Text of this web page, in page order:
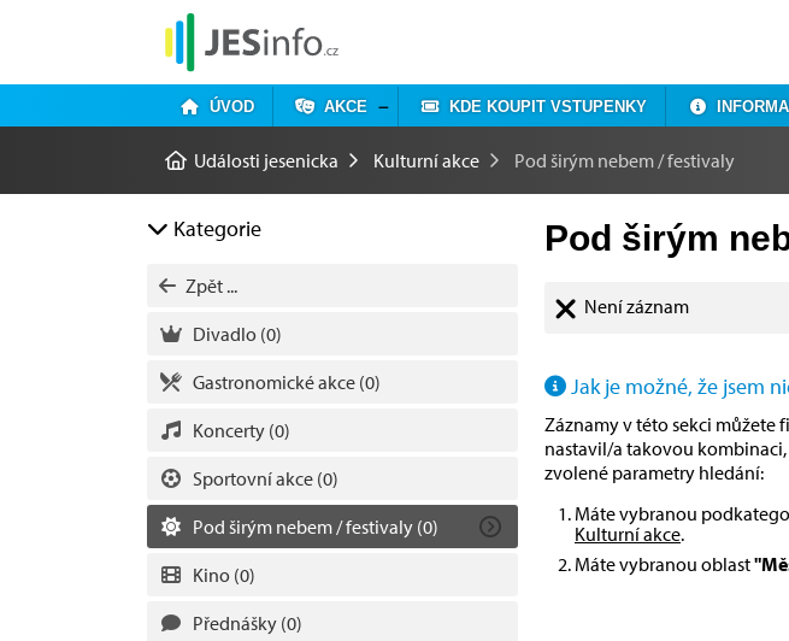
ÚVOD AKCE KDE KOUPIT VSTUPENKY
Události jesenicka Kulturní akce Pod širým nebem / festivaly
Kategorie
Zpět ...
Divadlo (0)
Gastronomické akce (0)
Koncerty (0)
Sportovní akce (0)
Pod širým nebem / festivaly (0)
Kino (0)
Přednášky (0)
Pod širým
Není záznam
Jak je možné, že jsem
Záznamy v této sekci můžete
nastavil/a takovou
zvolené parametry hledání:
Máte vybranou
Kulturní akce.
Máte vybranou oblast